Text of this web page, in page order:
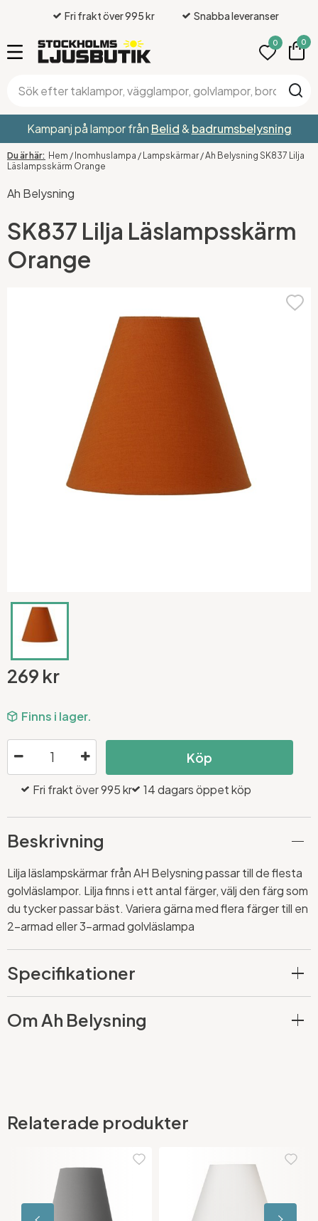
Fri frakt över 995 kr Snabba leveranser
0 0
Kampanj på lampor från Belid& badrumsbelysning
Hem / Inomhuslampa / Lampskärmar /Ah Belysning SK837 Lilja
Läslampsskärm Orange
Ah Belysning
SK837 Lilja Läslampsskärm
Orange
269 kr
Finns i lager.
Köp
Fri frakt över 995 kr 14 dagars öppet köp
Beskrivning
Lilja läslampskärmar från AH Belysning passar till de flesta
golvläslampor. Lilja finns i ett antal färger, välj den färg som
du tycker passar bäst. Variera gärna med flera färger till en
2-armad eller 3-armad golvläslampa
Specifikationer
Om Ah Belysning
Relaterade produkter